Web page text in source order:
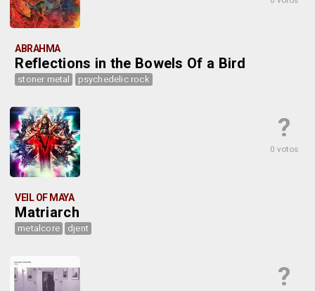
ABRAHMA
Reflections in the Bowels Of a Bird
stoner metal psychedelic rock
?
0 votos
VEIL OF MAYA
Matriarch
metalcore djent
?